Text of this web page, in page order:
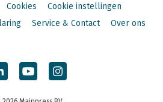
Cookies
Cookie instellingen
Service & Contact Over ons